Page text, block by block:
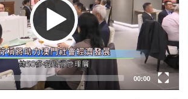
00:00